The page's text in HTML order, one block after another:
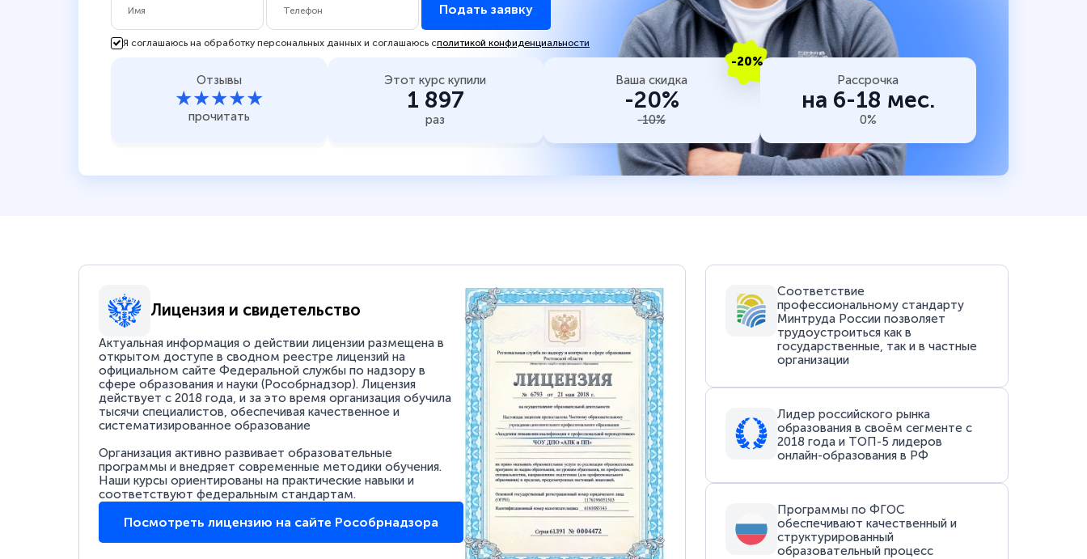
Подать заявку
Я соглашаюсь на обработку персональных данных и соглашаюсь сполитикой конфиденциальности
Отзывы
★★★★★
прочитать
Этот курс купили
1 897
раз
-20%
Ваша скидка
-20%
-10%
Рассрочка
на 6-18 мес.
0%
Лицензия и свидетельство
Актуальная информация о действии лицензии размещена в
открытом доступе в сводном реестре лицензий на
официальном сайте Федеральной службы по надзору в
сфере образования и науки (Рособрнадзор). Лицензия
действует с 2018 года, и за это время организация обучила
тысячи специалистов, обеспечивая качественное и
систематизированное образование
Организация активно развивает образовательные
программы и внедряет современные методики обучения.
Наши курсы ориентированы на практические навыки и
соответствуют федеральным стандартам.
Посмотреть лицензию на сайте Рособрнадзора
Соответствие
профессиональному стандарту
Минтруда России позволяет
трудоустроиться как в
государственные, так и в частные
организации
Лидер российского рынка
образования в своём сегменте с
2018 года и ТОП-5 лидеров
онлайн-образования в РФ
Программы по ФГОС
обеспечивают качественный и
структурированный
образовательный процесс